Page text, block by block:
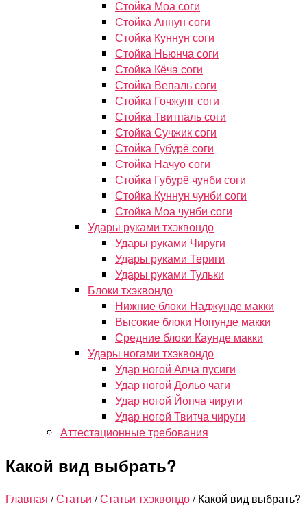
Стойка Моа соги
Стойка Аннун соги
Стойка Куннун соги
Стойка Ньюнча соги
Стойка Кёча соги
Стойка Вепаль соги
Стойка Гочжунг соги
Стойка Твитпаль соги
Стойка Сучжик соги
Стойка Губурё соги
Стойка Начуо соги
Стойка Губурё чунби соги
Стойка Куннун чунби соги
Стойка Моа чунби соги
Удары руками тхэквондо
Удары руками Чируги
Удары руками Териги
Удары руками Тульки
Блоки тхэквондо
Нижние блоки Наджунде макки
Высокие блоки Нопунде макки
Средние блоки Каунде макки
Удары ногами тхэквондо
Удар ногой Апча пусиги
Удар ногой Дольо чаги
Удар ногой Йопча чируги
Удар ногой Твитча чируги
Аттестационные требования
Какой вид выбрать?
Главная /Статьи /Статьи тхэквондо/ Какой вид выбрать?